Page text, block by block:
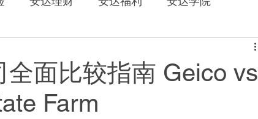
面比较指南 Geico vs
Farm